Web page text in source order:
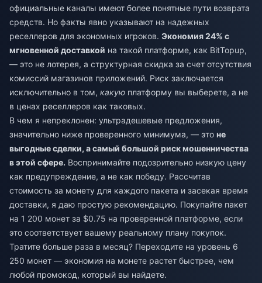
официальные каналы имеют более понятные пути возврата
средств. Но факты явно указывают на надежных
реселлеров для экономных игроков. Экономия 24% с
мгновенной доставкой на такой платформе, как BitTopup,
— это не лотерея, а структурная скидка за счет отсутствия
комиссий магазинов приложений. Риск заключается
исключительно в том, какую платформу вы выберете, а не
в ценах реселлеров как таковых.
В чем я непреклонен: ультрадешевые предложения,
значительно ниже проверенного минимума, — это не
выгодные сделки, а самый большой риск мошенничества
в этой сфере. Воспринимайте подозрительно низкую цену
как предупреждение, а не как победу. Рассчитав
стоимость за монету для каждого пакета и засекая время
доставки, я даю простую рекомендацию. Покупайте пакет
на 1 200 монет за $0.75 на проверенной платформе, если
это соответствует вашему реальному плану покупок.
Тратите больше раза в месяц? Переходите на уровень 6
250 монет — экономия на монете растет быстрее, чем
любой промокод, который вы найдете.